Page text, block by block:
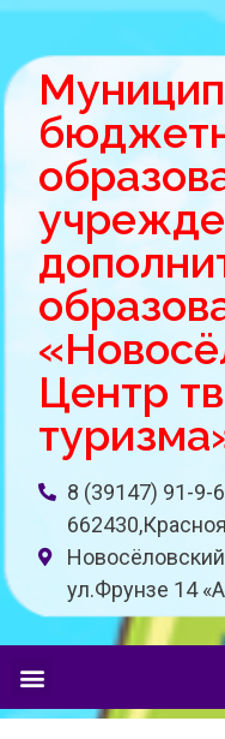
Центр
8 (39147) 91-9-
ул.Фрунзе 14